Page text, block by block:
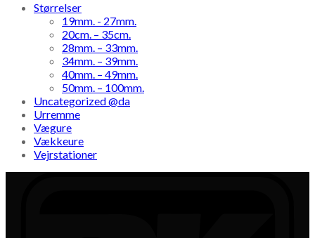
Størrelser
19mm. - 27mm.
20cm. – 35cm.
28mm. – 33mm.
34mm. – 39mm.
40mm. – 49mm.
50mm. – 100mm.
Uncategorized @da
Urremme
Vægure
Vækkeure
Vejrstationer